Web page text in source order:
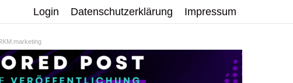
Login Datenschutzerklärung Impressum